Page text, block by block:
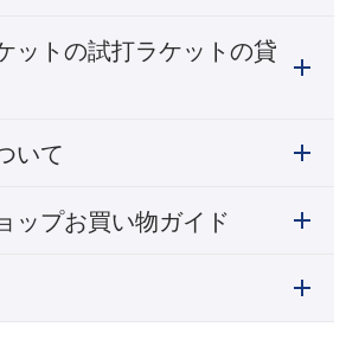
ットの試打ラケットの貸
いて
ップお買い物ガイド